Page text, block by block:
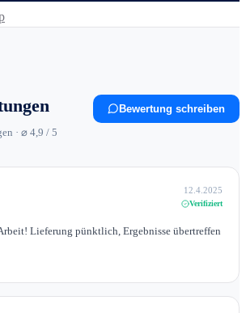
· ⌀ 4,9 / 5
Bewertung schreiben
12.4.2025
Verifiziert
Lieferung pünktlich, Ergebnisse übertreffen